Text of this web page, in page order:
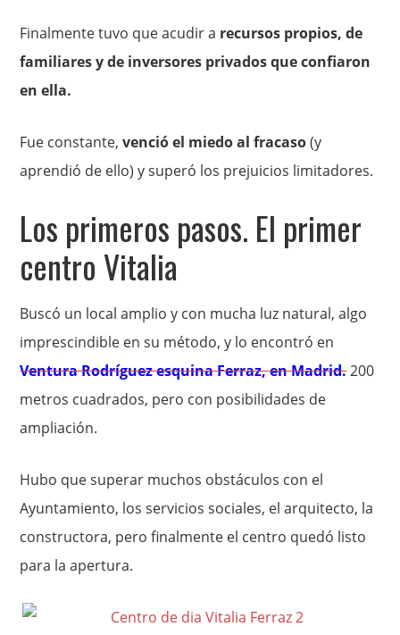
Finalmente tuvo que acudir a recursos propios, de
familiares y de inversores privados que confiaron
en ella.
Fue constante,venció el miedo al fracaso(y
aprendió de ello) y superó los prejuicios limitadores.
Los primeros pasos. El primer
centro Vitalia
Buscó un local amplio y con mucha luz natural, algo
imprescindible en su método, y lo encontró en
Ventura Rodríguez esquina Ferraz, en Madrid.200
metros cuadrados, pero con posibilidades de
ampliación.
Hubo que superar muchos obstáculos con el
Ayuntamiento, los servicios sociales, el arquitecto, la
constructora, pero finalmente el centro quedó listo
para la apertura.